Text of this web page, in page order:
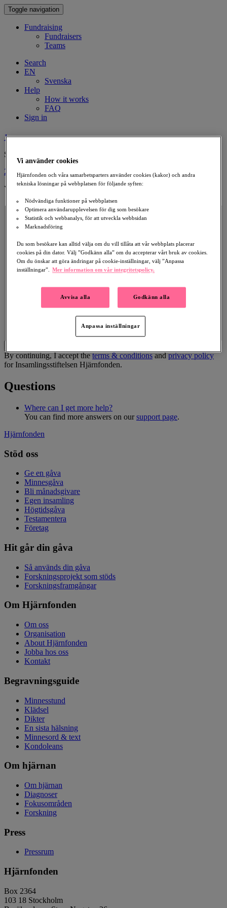
Toggle navigation
Fundraising
Fundraisers
Teams
Search
EN
Svenska
Help
How it works
FAQ
Sign in
1
Setup tribute fund
2
Your Information
Person To Honor
Name
Death Date
Funeral Date
Text for the Tribute Fund page
By continuing, I accept theterms & conditionsandprivacy policy
for Insamlingsstiftelsen Hjärnfonden.
Questions
Where can I get more help?
You can find more answers on oursupport page.
Hjärnfonden
Stöd oss
Ge en gåva
Minnesgåva
Bli månadsgivare
Egen insamling
Högtidsgåva
Testamentera
Företag
Hit går din gåva
Så används din gåva
Forskningsprojekt som stöds
Forskningsframgångar
Om Hjärnfonden
Om oss
Organisation
About Hjärnfonden
Jobba hos oss
Kontakt
Begravningsguide
Minnesstund
Klädsel
Dikter
En sista hälsning
Minnesord & text
Kondoleans
Om hjärnan
Om hjärnan
Diagnoser
Fokusområden
Forskning
Press
Pressrum
Hjärnfonden
Box 2364
103 18 Stockholm
Vi använder cookies
Hjärnfonden och våra samarbetsparters använder cookies (kakor) och andra
tekniska lösningar på webbplatsen för följande syften:
Nödvändiga funktioner på webbplatsen
Optimera användarupplevelsen för dig som besökare
Statistik och webbanalys, för att utveckla webbsidan
Marknadsföring
Du som besökare kan alltid välja om du vill tillåta att vår webbplats placerar
cookies på din dator. Välj ”Godkänn alla” om du accepterar vårt bruk av cookies.
Om du önskar att göra ändringar på cookie-inställningar, välj ”Anpassa
inställningar”. Mer information om vår integritetspolicy.
Avvisa alla Godkänn alla
Anpassa inställningar